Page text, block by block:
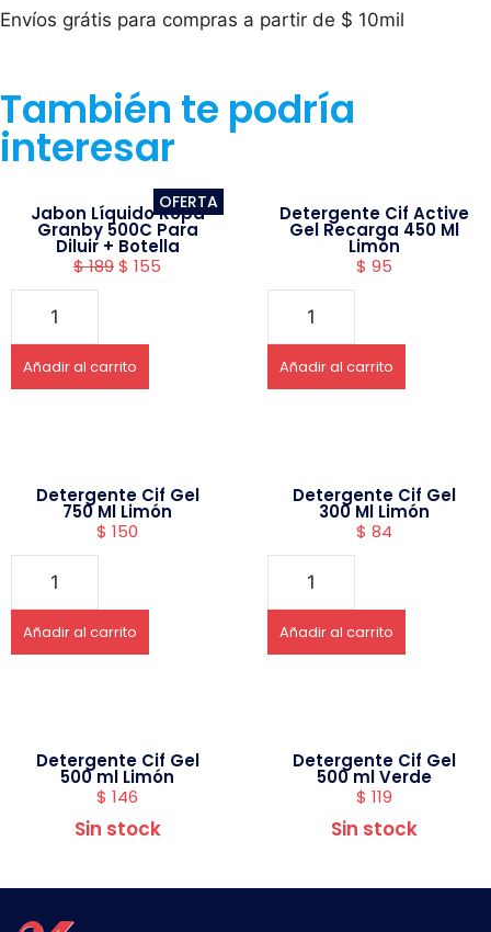
Envíos grátis para compras a partir de $ 10mil
También te podría
interesar
OFERTA
Jabon Líquido Ropa
Granby 500C Para
Diluir + Botella
$189$ 155
Añadir al carrito
Detergente Cif Active
Gel Recarga 450 Ml
Limón
$ 95
Añadir al carrito
Detergente Cif Gel
750 Ml Limón
$ 150
Añadir al carrito
Detergente Cif Gel
300 Ml Limón
$ 84
Añadir al carrito
Detergente Cif Gel
500 ml Limón
$ 146
Sin stock
Detergente Cif Gel
500 ml Verde
$ 119
Sin stock